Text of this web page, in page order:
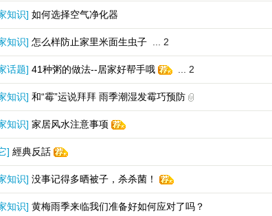
知识] 如何选择空气净化器
知识] 怎么样防止家里米面生虫子 2
话题] 41种粥的做法--居家好帮手哦 2
知识] 和“霉”运说拜拜 雨季潮湿发霉巧预防
知识] 家居风水注意事项
] 經典反話
知识] 没事记得多晒被子，杀杀菌！
知识] 黄梅雨季来临我们准备好如何应对了吗？